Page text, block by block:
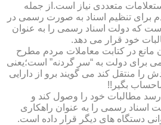
متعددی نیاز است.از جمله
برای تنظیم اسناد به صورت رسمی در
که دولت اسناد رسمی را به عنوان
خود قرار می دهد.
مانع در کتابت معاملات مردم مطرح
دولت به “سر گردنه” است؛یعنی
منتقل کند می گویند برو از دارایی
بگیر!!
مطالبات خود را وصول کند و
اسناد رسمی را به عنوان راهکاری
دستگاه های دیگر قرار داده است.